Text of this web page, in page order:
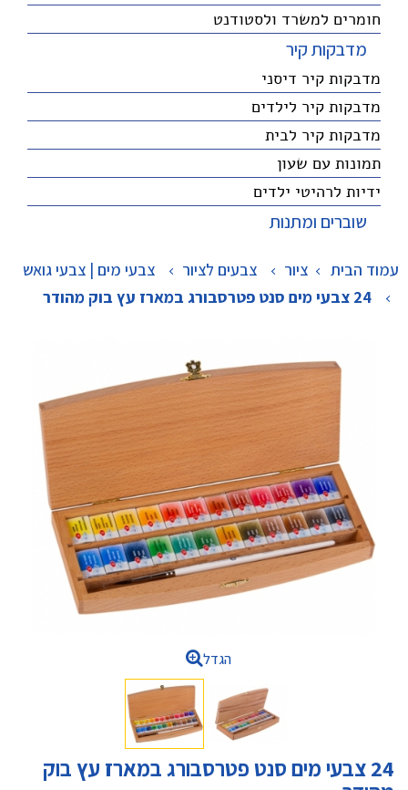
חומרים למשרד ולסטודנט
מדבקות קיר
מדבקות קיר דיסני
מדבקות קיר לילדים
מדבקות קיר לבית
תמונות עם שעון
ידיות לרהיטי ילדים
שוברים ומתנות
עמוד הבית ציור > צבעים לציור > צבעי מים | צבעי גואש
> 24 צבעי מים סנט פטרסבורג במארז עץ בוק מהודר
הגדל
24 צבעי מים סנט פטרסבורג במארז עץ בוק